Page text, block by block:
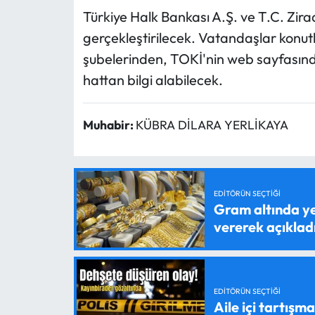
Türkiye Halk Bankası A.Ş. ve T.C.
gerçekleştirilecek. Vatandaşlar
şubelerinden, TOKİ'nin web
hattan bilgi alabilecek.
Muhabir: KÜBRA DİLARA YERLİKAYA
EDITÖRÜN SEÇTIĞI
Gram altında
vererek
EDITÖRÜN SEÇTIĞI
Aile içi